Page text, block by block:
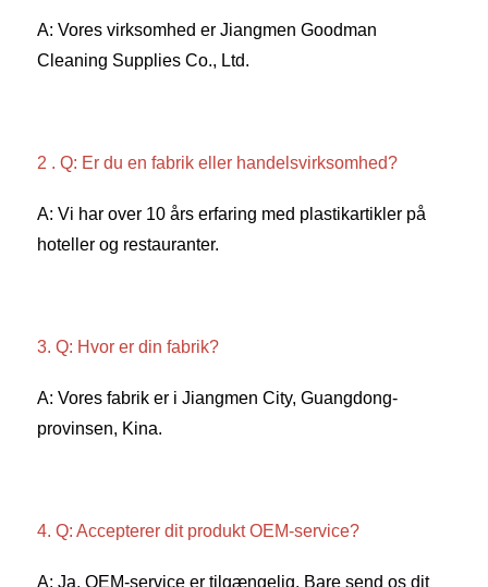
A: Vores virksomhed er Jiangmen Goodman
Cleaning Supplies Co., Ltd.
2 . Q: Er du en fabrik eller handelsvirksomhed?
A: Vi har over 10 års erfaring med plastikartikler på
hoteller og restauranter.
3. Q: Hvor er din fabrik?
A: Vores fabrik er i Jiangmen City, Guangdong-
provinsen, Kina.
4. Q: Accepterer dit produkt OEM-service?
A: Ja, OEM-service er tilgængelig. Bare send os dit